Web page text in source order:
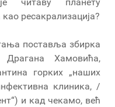
ресакрализација?
поставља збирка
Драгана Хамовића,
горких „наших
клиника, /
и кад чекамо, већ